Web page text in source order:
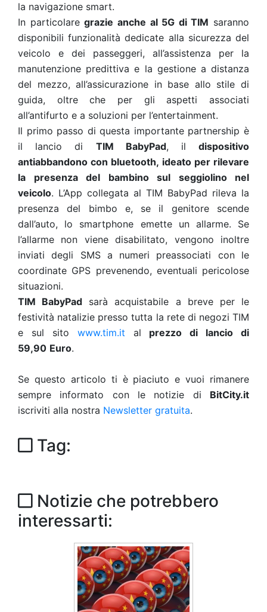
la navigazione smart.
In particolaregrazie anche al 5G di TIM saranno
disponibili funzionalità dedicate alla sicurezza del
veicolo e dei passeggeri, all’assistenza per la
manutenzione predittiva e la gestione a distanza
del mezzo, all’assicurazione in base allo stile di
guida, oltre che per gli aspetti associati
all’antifurto e a soluzioni per l’entertainment.
Il primo passo di questa importante partnership è
il lancio di
TIM BabyPad, il
dispositivo
antiabbandono con bluetooth, ideato per rilevare
la presenza del bambino sul seggiolino nel
veicolo. L’App collegata al TIM BabyPad rileva la
presenza del bimbo e, se il genitore scende
dall’auto, lo smartphone emette un allarme. Se
l’allarme non viene disabilitato, vengono inoltre
inviati degli SMS a numeri preassociati con le
coordinate GPS prevenendo, eventuali pericolose
situazioni.
TIM BabyPad sarà acquistabile a breve per le
festività natalizie presso tutta la rete di negozi TIM
e sul sito
www.tim.it al
prezzo di lancio di
59,90 Euro.
Se questo articolo ti è piaciuto e vuoi rimanere
sempre informato con le notizie di BitCity.it
iscriviti alla nostra Newsletter gratuita.
Tag:
Notizie che potrebbero
interessarti: